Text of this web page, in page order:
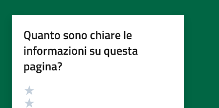
Quanto sono chiare le
informazioni su questa
pagina?
Valutazione